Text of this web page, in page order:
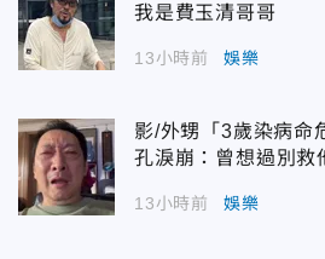
我是費玉清哥哥
13小時前 娛樂
影/外甥「3歲染病
孔淚崩：曾想過別救
13小時前 娛樂